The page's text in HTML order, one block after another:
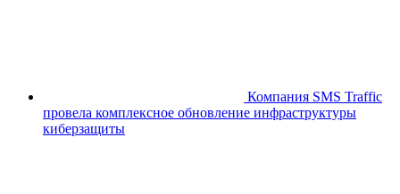
Компания SMS Traffic
провела комплексное обновление инфраструктуры
киберзащиты